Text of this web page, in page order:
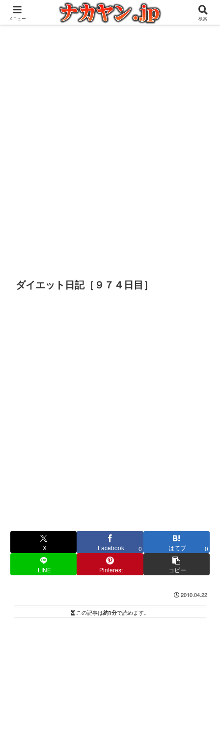
アウトドアとガジェット好きな管理人の愉快な日々を綴るブログ
ダイエット日記［９７４日目］
X Facebook 0 はてブ 0
LINE Pinterest コピー
2010.04.22
この記事は約1分で読めます。
メニュー 検索